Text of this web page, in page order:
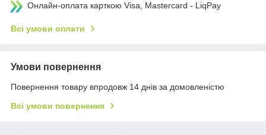
Онлайн-оплата карткою Visa, Mastercard - LiqPay
Всі умови оплати
Умови повернення
Повернення товару впродовж 14 днів за домовленістю
Всі умови повернення